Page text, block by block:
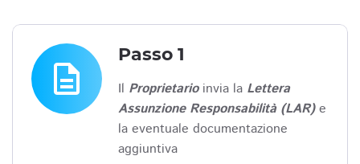
description
Passo 1
Il Proprietarioinvia la Lettera
Assunzione Responsabilità (LAR)e
la eventuale documentazione
aggiuntiva